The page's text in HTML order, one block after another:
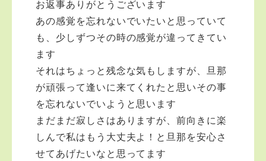
お返事ありがとうございます
あの感覚を忘れないでいたいと思っていて
も、少しずつその時の感覚が違ってきてい
ます
それはちょっと残念な気もしますが、旦那
が頑張って逢いに来てくれたと思いその事
を忘れないでいようと思います
まだまだ寂しさはありますが、前向きに楽
しんで私はもう大丈夫よ！と旦那を安心さ
せてあげたいなと思ってます